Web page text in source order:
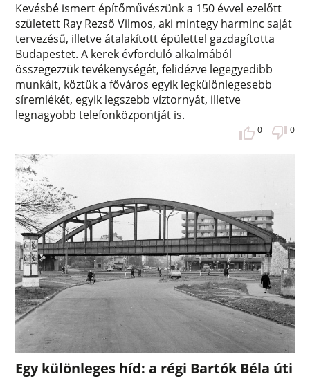
Kevésbé ismert építőművészünk a 150 évvel ezelőtt
született Ray Rezső Vilmos, aki mintegy harminc saját
tervezésű, illetve átalakított épülettel gazdagította
Budapestet. A kerek évforduló alkalmából
összegezzük tevékenységét, felidézve legegyedibb
munkáit, köztük a főváros egyik legkülönlegesebb
síremlékét, egyik legszebb víztornyát, illetve
legnagyobb telefonközpontját is.
0 0
Egy különleges híd: a régi Bartók Béla úti